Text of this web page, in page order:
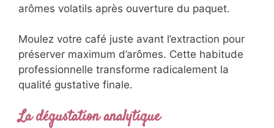
arômes volatils après ouverture du paquet.
Moulez votre café juste avant l’extraction pour
préserver maximum d’arômes. Cette habitude
professionnelle transforme radicalement la
qualité gustative finale.
La dégustation analytique